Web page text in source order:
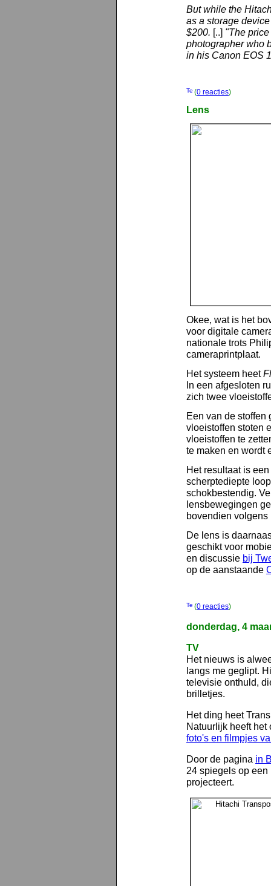
But while the
as a storage
$200. [..] "The
photographer who
in his Canon EOS
(0 reacties)
Lens
Okee, wat is het
voor digitale
nationale trots
cameraprintplaat.
Het systeem heet
In een afgesloten
zich twee
Een van de stoffen
vloeistoffen stoten
vloeistoffen te
te maken en wordt
Het resultaat is
scherptediepte
schokbestendig.
lensbewegingen
bovendien
De lens is
geschikt voor
en discussie bij
op de aanstaande
(0 reacties)
donderdag, 4
TV
Het nieuws is
langs me geglipt.
televisie onthuld,
brilletjes.
Het ding heet
Natuurlijk heeft
foto's en filmpjes
Door de pagina in
24 spiegels op
projecteert.